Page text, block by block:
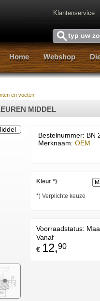
Klantenservice
Home Webshop
Home Webshop
en voeten
MIDDEL
Bestelnummer: BN
Merknaam: OEM
Kleur *):
*) Verplichte keuze
Voorraadstatus:
Vanaf
€ 12,90